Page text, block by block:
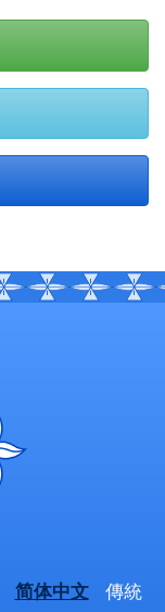
简体中文
傳統